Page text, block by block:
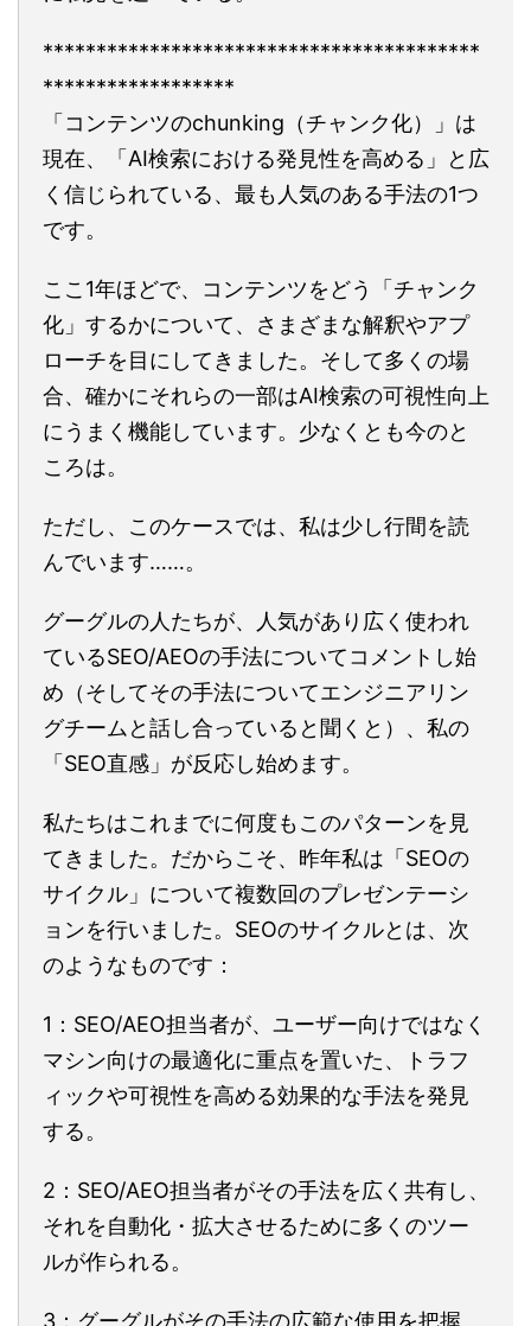
*****************************************
******************
「コンテンツのchunking（チャンク化）」は
現在、「AI検索における発見性を高める」と広
く信じられている、最も人気のある手法の1つ
です。
ここ1年ほどで、コンテンツをどう「チャンク
化」するかについて、さまざまな解釈やアプ
ローチを目にしてきました。そして多くの場
合、確かにそれらの一部はAI検索の可視性向上
にうまく機能しています。少なくとも今のと
ころは。
ただし、このケースでは、私は少し行間を読
んでいます……。
グーグルの人たちが、人気があり広く使われ
ているSEO/AEOの手法についてコメントし始
め（そしてその手法についてエンジニアリン
グチームと話し合っていると聞くと）、私の
「SEO直感」が反応し始めます。
私たちはこれまでに何度もこのパターンを見
てきました。だからこそ、昨年私は「SEOの
サイクル」について複数回のプレゼンテーシ
ョンを行いました。SEOのサイクルとは、次
のようなものです：
1：SEO/AEO担当者が、ユーザー向けではなく
マシン向けの最適化に重点を置いた、トラフ
ィックや可視性を高める効果的な手法を発見
する。
2：SEO/AEO担当者がその手法を広く共有し、
それを自動化・拡大させるために多くのツー
ルが作られる。
3：グーグルがその手法の広範な使用を把握